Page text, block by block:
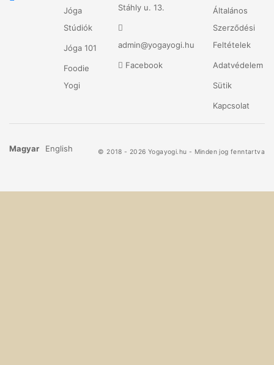
Jóga
Stúdiók
Jóga 101
Foodie
Yogi
Stáhly u. 13.
admin@yogayogi.hu
Facebook
Általános
Szerződési
Feltételek
Adatvédelem
Sütik
Kapcsolat
Magyar English © 2018 - 2026 Yogayogi.hu - Minden jog fenntartva